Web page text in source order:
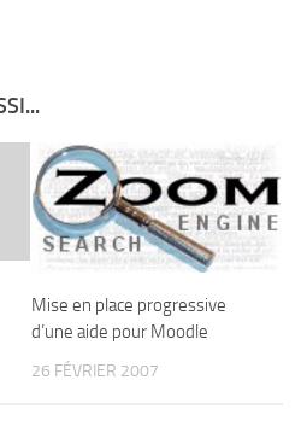
Mise en place progressive
d’une aide pour Moodle
26 FÉVRIER 2007